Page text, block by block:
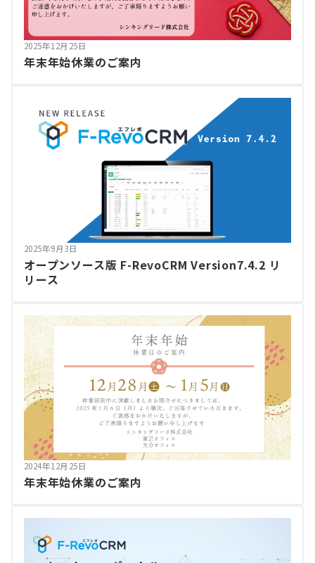
2025年12月25日
年末年始休業のご案内
2025年9月3日
オープンソース版 F-RevoCRM Version7.4.2 リ
リース
2024年12月25日
年末年始休業のご案内